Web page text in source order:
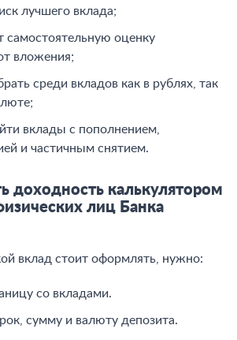
лучшего вклада;
самостоятельную оценку
вложения;
среди вкладов как в рублях, так
вклады с пополнением,
и частичным снятием.
доходность калькулятором
лиц Банка
вклад стоит оформлять, нужно:
со вкладами.
сумму и валюту депозита.